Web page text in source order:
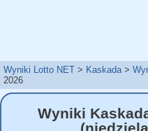
Wyniki Lotto NET Kaskada
2026
Wyniki